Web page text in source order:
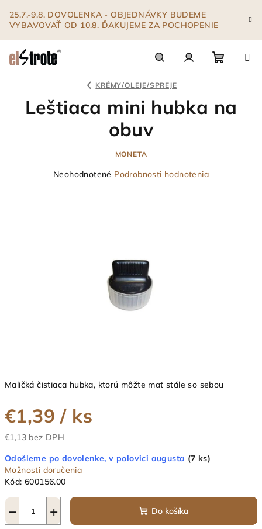
obsah
25.7.-9.8. DOVOLENKA - OBJEDNÁVKY BUDEME
VYBAVOVAŤ OD 10.8. ĎAKUJEME ZA POCHOPENIE
košík
KRÉMY/OLEJE/SPREJE
Maličká čistiaca hubka, ktorú môžte mať stále so sebou
€1,39/ ks
€1,13 bez DPH
cena:
Odošleme po dovolenke, v polovici augusta (7 ks)
Možnosti doručenia
Kód: 600156.00
+
− Do košíka
Leštiaca mini hubka na
obuv
MONETA
Priemerné
Neohodnotené Podrobnosti hodnotenia